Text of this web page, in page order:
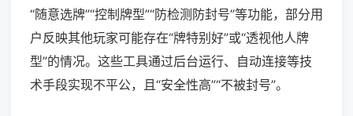
“随意选牌”“控制牌型”“防检测防封号”等功能，部分用
户反映其他玩家可能存在“牌特别好”或“透视他人牌
型”的情况。这些工具通过后台运行、自动连接等技
术手段实现不平公，且“安全性高”“不被封号”。